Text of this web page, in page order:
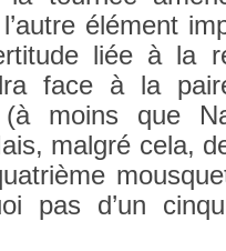
élément
liée à la
face à la
(à moins que
malgré cela,
pas d’un